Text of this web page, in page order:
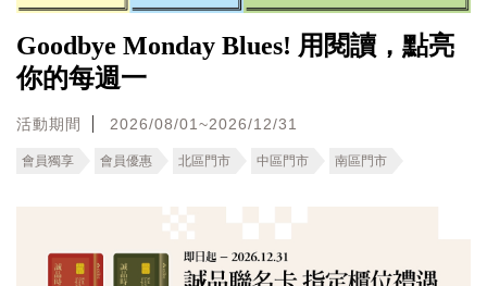
Goodbye Monday Blues! 用閱讀，點亮
你的每週一
活動期間 2026/08/01~2026/12/31
會員獨享 會員優惠 北區門市 中區門市 南區門市